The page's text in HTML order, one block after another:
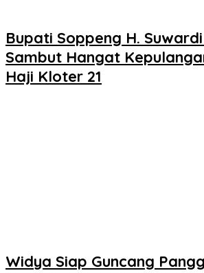
Bupati Soppeng H.
Sambut Hangat
Haji Kloter 21
Widya Siap Guncang